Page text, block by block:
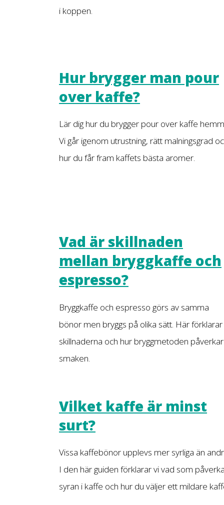
i koppen.
Hur brygger man pour
over kaffe?
Lär dig hur du brygger pour over kaffe
Vi går igenom utrustning, rätt malningsgrad
hur du får fram kaffets bästa aromer.
Vad är skillnaden
mellan bryggkaffe och
espresso?
Bryggkaffe och espresso görs av samma
bönor men bryggs på olika sätt. Här förklarar
skillnaderna och hur bryggmetoden påverkar
smaken.
Vilket kaffe är minst
surt?
Vissa kaffebönor upplevs mer syrliga än
I den här guiden förklarar vi vad som
syran i kaffe och hur du väljer ett mildare